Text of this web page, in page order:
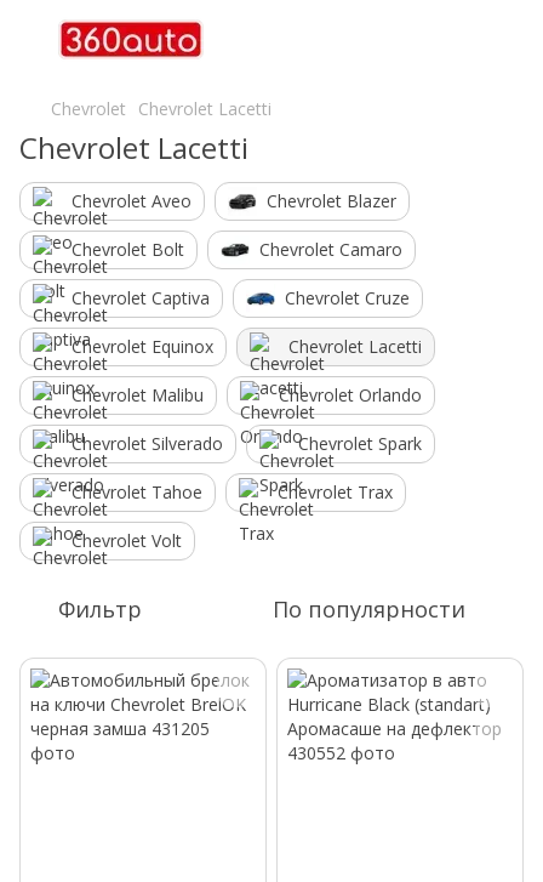
Chevrolet Chevrolet Lacetti
Chevrolet Lacetti
Chevrolet Aveo Chevrolet Blazer
Chevrolet Bolt Chevrolet Camaro
Chevrolet Captiva Chevrolet Cruze
Chevrolet Equinox Chevrolet Lacetti
Chevrolet Malibu Chevrolet Orlando
Chevrolet Silverado Chevrolet Spark
Chevrolet Tahoe Chevrolet Trax
Chevrolet Volt
Фильтр По популярности